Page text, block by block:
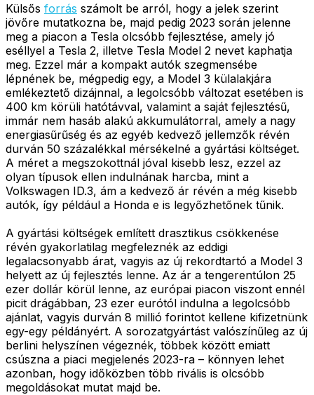
Külsős forrás számolt be arról, hogy a jelek szerint
jövőre mutatkozna be, majd pedig 2023 során jelenne
meg a piacon a Tesla olcsóbb fejlesztése, amely jó
eséllyel a Tesla 2, illetve Tesla Model 2 nevet kaphatja
meg. Ezzel már a kompakt autók szegmensébe
lépnének be, mégpedig egy, a Model 3 külalakjára
emlékeztető dizájnnal, a legolcsóbb változat esetében is
400 km körüli hatótávval, valamint a saját fejlesztésű,
immár nem hasáb alakú akkumulátorral, amely a nagy
energiasűrűség és az egyéb kedvező jellemzők révén
durván 50 százalékkal mérsékelné a gyártási költséget.
A méret a megszokottnál jóval kisebb lesz, ezzel az
olyan típusok ellen indulnának harcba, mint a
Volkswagen ID.3, ám a kedvező ár révén a még kisebb
autók, így például a Honda e is legyőzhetőnek tűnik.
A gyártási költségek említett drasztikus csökkenése
révén gyakorlatilag megfeleznék az eddigi
legalacsonyabb árat, vagyis az új rekordtartó a Model 3
helyett az új fejlesztés lenne. Az ár a tengerentúlon 25
ezer dollár körül lenne, az európai piacon viszont ennél
picit drágábban, 23 ezer eurótól indulna a legolcsóbb
ajánlat, vagyis durván 8 millió forintot kellene kifizetnünk
egy-egy példányért. A sorozatgyártást valószínűleg az új
berlini helyszínen végeznék, többek között emiatt
csúszna a piaci megjelenés 2023-ra – könnyen lehet
azonban, hogy időközben több rivális is olcsóbb
megoldásokat mutat majd be.